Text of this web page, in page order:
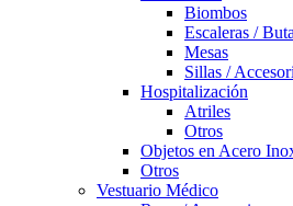
Biombos
Escaleras /
Mesas
Sillas /
Hospitalización
Atriles
Otros
Objetos en Acero
Otros
Vestuario Médico